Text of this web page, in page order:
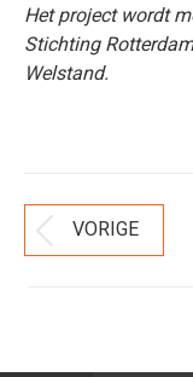
Het project wordt
Stichting
Welstand.
Bericht
Navigatie
VORIGE
bericht